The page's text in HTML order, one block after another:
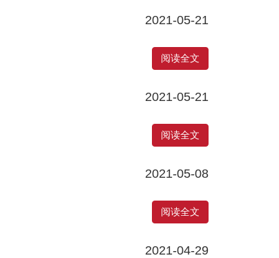
2021-05-21
阅读全文
2021-05-21
阅读全文
2021-05-08
阅读全文
2021-04-29